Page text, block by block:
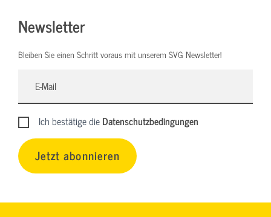
Newsletter
Bleiben Sie einen Schritt voraus mit unserem SVG Newsletter!
Ich bestätige dieDatenschutzbedingungen
Jetzt abonnieren